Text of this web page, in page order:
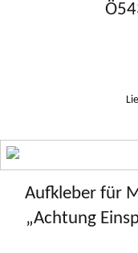
Aufkleber für
„Achtung